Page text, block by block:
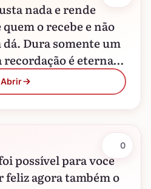
nada e rende
o recebe e não
Dura somente um
é eterna.
Abrir
possível para você
feliz agora também o
0